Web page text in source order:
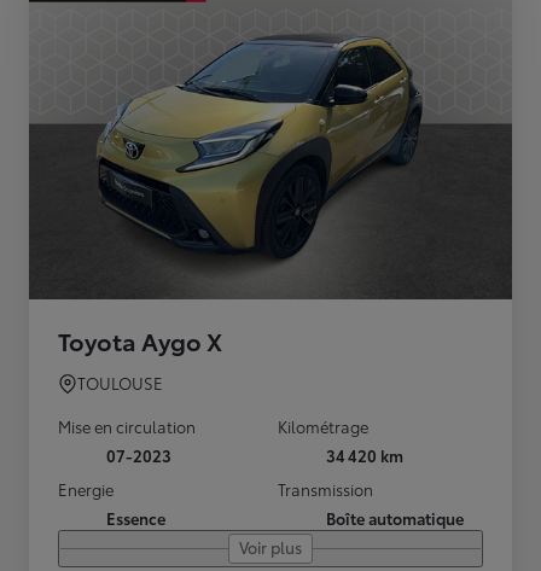
Toyota Aygo X
TOULOUSE
Mise en circulation
07-2023
Kilométrage
34 420 km
Energie
Essence
Transmission
Boîte automatique
Voir plus